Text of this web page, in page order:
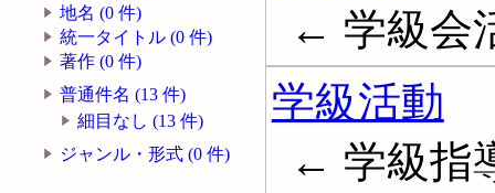
地名 (0 件)
統一タイトル (0 件)
著作 (0 件)
普通件名 (13 件)
細目なし (13 件)
ジャンル・形式 (0 件)
← 学級会
学級活動
← 学級指